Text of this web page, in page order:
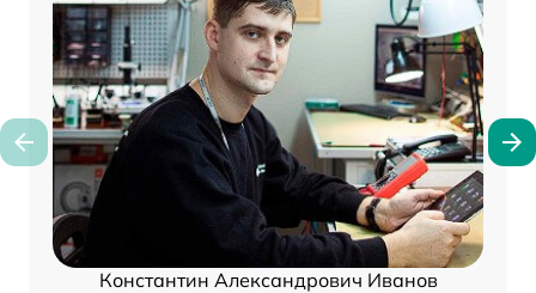
Константин Александрович Иванов